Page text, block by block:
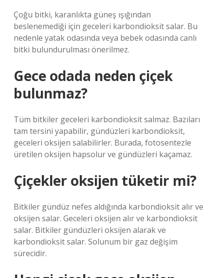
Çoğu bitki, karanlıkta güneş ışığından
beslenemediği için geceleri karbondioksit salar. Bu
nedenle yatak odasında veya bebek odasında canlı
bitki bulundurulması önerilmez.
Gece odada neden çiçek
bulunmaz?
Tüm bitkiler geceleri karbondioksit salmaz. Bazıları
tam tersini yapabilir, gündüzleri karbondioksit,
geceleri oksijen salabilirler. Burada, fotosentezle
üretilen oksijen hapsolur ve gündüzleri kaçamaz.
Çiçekler oksijen tüketir mi?
Bitkiler gündüz nefes aldığında karbondioksit alır ve
oksijen salar. Geceleri oksijen alır ve karbondioksit
salar. Bitkiler gündüzleri oksijen alarak ve
karbondioksit salar. Solunum bir gaz değişim
sürecidir.